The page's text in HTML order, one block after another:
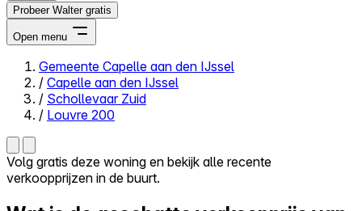
Probeer Walter gratis
Open menu
Close menu
Zelf kopen
Gemeente Capelle aan den IJssel
/ Capelle aan den IJssel
/ Schollevaar Zuid
/ Louvre 200
Volg gratis deze woning en bekijk alle recente
verkoopprijzen in de buurt.